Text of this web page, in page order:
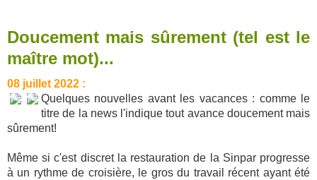
Doucement mais sûrement (tel est le
maître mot)...
08 juillet 2022 :
Quelques nouvelles avant les vacances : comme le
titre de la news l'indique tout avance doucement mais
sûrement!
Même si c'est discret la restauration de la Sinpar progresse
à un rythme de croisière, le gros du travail récent ayant été